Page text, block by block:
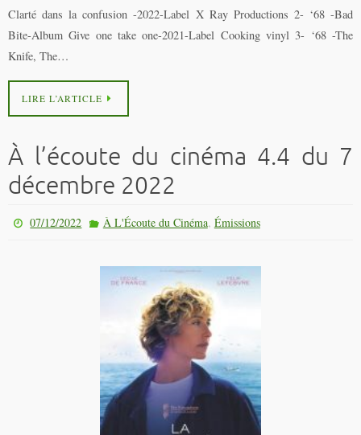
Clarté dans la confusion -2022-Label X Ray Productions 2- ‘68 -Bad
Bite-Album Give one take one-2021-Label Cooking vinyl 3- ‘68 -The
Knife, The…
LIRE L’ARTICLE
À l’écoute du cinéma 4.4 du 7
décembre 2022
07/12/2022 À L'Écoute du Cinéma, Émissions